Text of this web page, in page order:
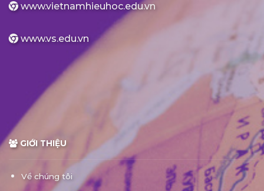
www.vietnamhieuhoc.edu.vn
www.vs.edu.vn
GIỚI THIỆU
Về chúng tôi